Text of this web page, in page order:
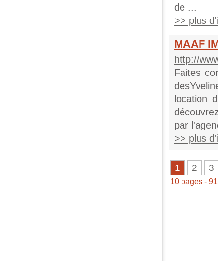
de ...
>> plus
MAAF
http://
Faites
location
par
>> plus
1 2 3
10 pages -